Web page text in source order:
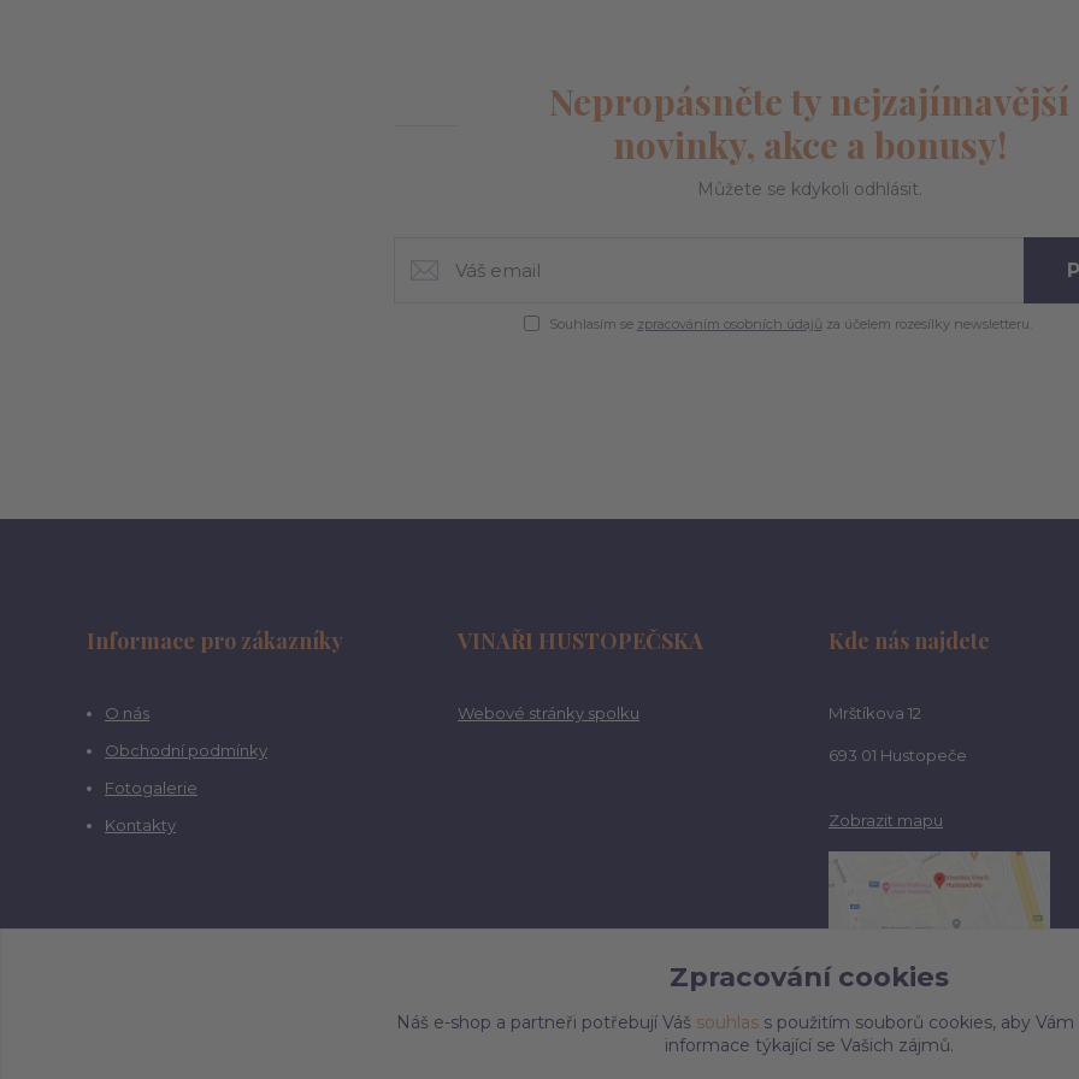
Nepropásněte ty nejzajímavější
novinky, akce a bonusy!
Můžete se kdykoli odhlásit.
Souhlasím se zpracováním osobních údajů za účelem rozesílky newsletteru.
Informace pro zákazníky
O nás
Obchodní podmínky
Fotogalerie
Kontakty
VINAŘI HUSTOPEČSKA
Webové stránky spolku
Kde nás najdete
Mrštíkova 12
693 01 Hustopeče
Zobrazit mapu
Zpracování cookies
Náš e-shop a partneři potřebují Váš souhlass použitím souborů cookies, aby
informace týkající se Vašich zájmů.